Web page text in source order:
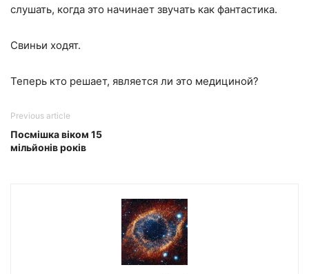
слушать, когда это начинает звучать как фантастика.
Свиньи ходят.
Теперь кто решает, является ли это медициной?
Previous article
Посмішка віком 15
мільйонів років